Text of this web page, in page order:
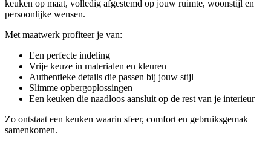
keuken op maat, volledig afgestemd op jouw ruimte, woonstijl en
persoonlijke wensen.
Met maatwerk profiteer je van:
Een perfecte indeling
Vrije keuze in materialen en kleuren
Authentieke details die passen bij jouw stijl
Slimme opbergoplossingen
Een keuken die naadloos aansluit op de rest van je interieur
Zo ontstaat een keuken waarin sfeer, comfort en gebruiksgemak
samenkomen.